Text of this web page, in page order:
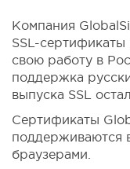
Компания
SSL-
свою работу в
поддержка
выпуска SSL
Сертификаты
поддерживаются
браузерами.